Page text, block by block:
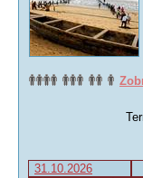
31.10.2026